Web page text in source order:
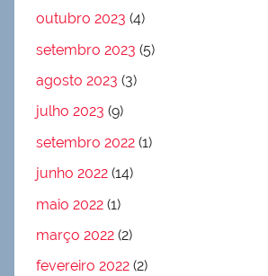
outubro 2023 (4)
setembro 2023 (5)
agosto 2023 (3)
julho 2023 (9)
setembro 2022 (1)
junho 2022 (14)
maio 2022 (1)
março 2022 (2)
fevereiro 2022 (2)